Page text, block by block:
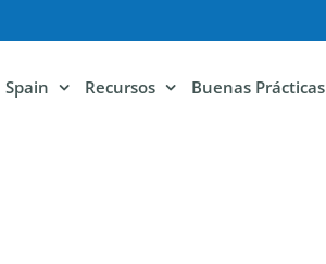
Recursos Buenas Prácticas